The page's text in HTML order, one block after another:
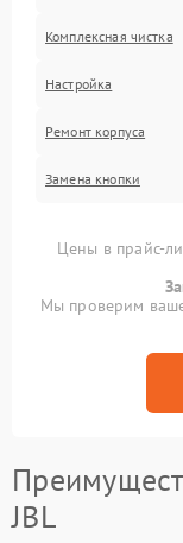
Комплексная чистка
Настройка
Ремонт корпуса
Замена кнопки
Цены в прайс-
Мы проверим
JBL